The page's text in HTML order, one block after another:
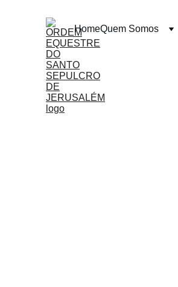
HomeQuem Somos